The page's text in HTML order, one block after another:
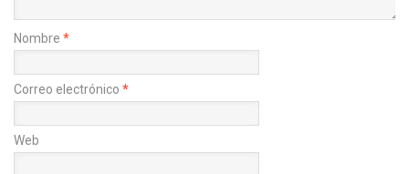
Nombre *
Correo electrónico *
Web